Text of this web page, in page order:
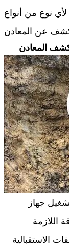
نوع من أنواع
كشف المعادن
جهاز
اللازمة
الاستقبالية